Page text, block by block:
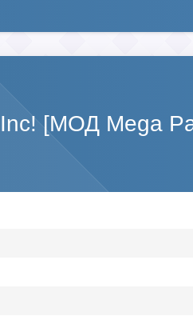
[МОД Mega